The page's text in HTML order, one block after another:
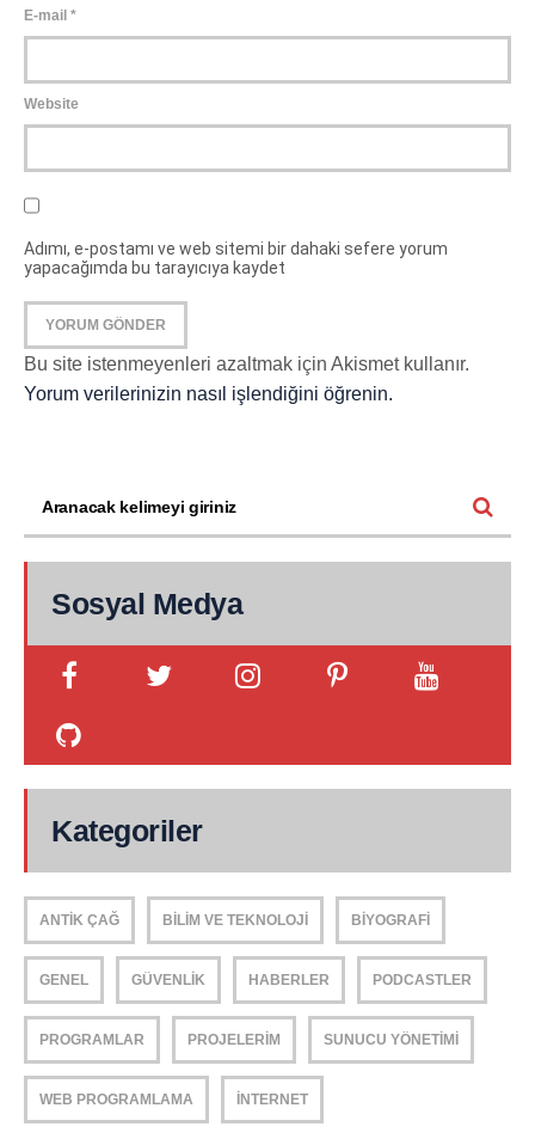
E-mail *
Website
Adımı, e-postamı ve web sitemi bir dahaki sefere yorum
yapacağımda bu tarayıcıya kaydet
Bu site istenmeyenleri azaltmak için Akismet kullanır.
Yorum verilerinizin nasıl işlendiğini öğrenin.
Sosyal Medya
Kategoriler
ANTIK ÇAĞ BILIM VE TEKNOLOJI BIYOGRAFI
GENEL GÜVENLIK HABERLER PODCASTLER
PROGRAMLAR PROJELERIM SUNUCU YÖNETIMI
WEB PROGRAMLAMA İNTERNET